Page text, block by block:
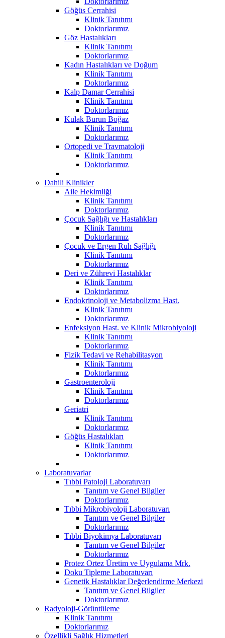
Göğüs Cerrahisi
Klinik Tanıtımı
Doktorlarımız
Göz Hastalıkları
Klinik Tanıtımı
Doktorlarımız
Kadın Hastalıkları ve Doğum
Klinik Tanıtımı
Doktorlarımız
Kalp Damar Cerrahisi
Klinik Tanıtımı
Doktorlarımız
Kulak Burun Boğaz
Klinik Tanıtımı
Doktorlarımız
Ortopedi ve Travmatoloji
Klinik Tanıtımı
Doktorlarımız
Dahili Klinikler
Aile Hekimliği
Klinik Tanıtımı
Doktorlarımız
Çocuk Sağlığı ve Hastalıkları
Klinik Tanıtımı
Doktorlarımız
Çocuk ve Ergen Ruh Sağlığı
Klinik Tanıtımı
Doktorlarımız
Deri ve Zührevi Hastalıklar
Klinik Tanıtımı
Doktorlarımız
Endokrinoloji ve Metabolizma Hast.
Klinik Tanıtımı
Doktorlarımız
Enfeksiyon Hast. ve Klinik Mikrobiyoloji
Klinik Tanıtımı
Doktorlarımız
Fizik Tedavi ve Rehabilitasyon
Klinik Tanıtımı
Doktorlarımız
Gastroenteroloji
Klinik Tanıtımı
Doktorlarımız
Geriatri
Klinik Tanıtımı
Doktorlarımız
Göğüs Hastalıkları
Klinik Tanıtımı
Doktorlarımız
Laboratuvarlar
Tıbbi Patoloji Laboratuvarı
Tanıtım ve Genel Bilgiler
Doktorlarımız
Tıbbi Mikrobiyoloji Laboratuvarı
Tanıtım ve Genel Bilgiler
Doktorlarımız
Tıbbi Biyokimya Laboratuvarı
Tanıtım ve Genel Bilgiler
Doktorlarımız
Protez Ortez Üretim ve Uygulama Mrk.
Doku Tipleme Laboratuvarı
Genetik Hastalıklar Değerlendirme Merkezi
Tanıtım ve Genel Bilgiler
Doktorlarımız
Radyoloji-Görüntüleme
Klinik Tanıtımı
Doktorlarımız
Özellikli Sağlık Hizmetleri